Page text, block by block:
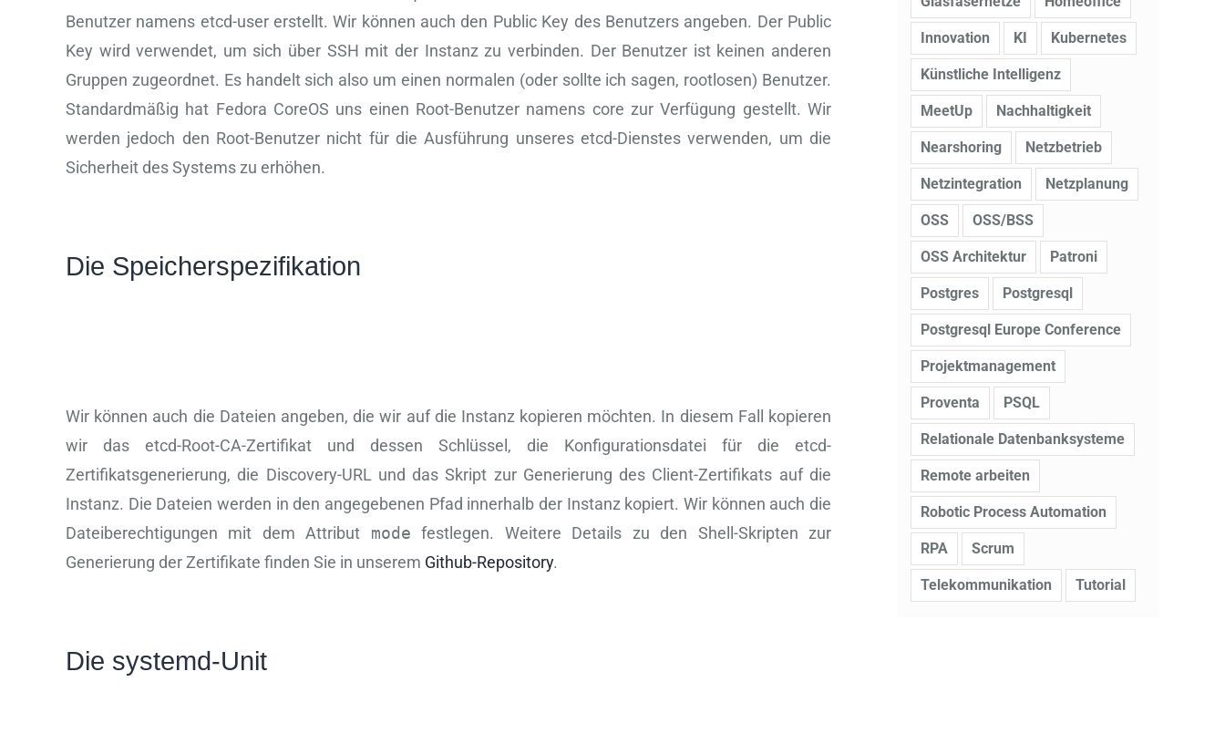
Benutzer namens etcd-user erstellt. Wir können auch den Public Key des Benutzers angeben. Der Public
Key wird verwendet, um sich über SSH mit der Instanz zu verbinden. Der Benutzer ist keinen anderen
Gruppen zugeordnet. Es handelt sich also um einen normalen (oder sollte ich sagen, rootlosen) Benutzer.
Standardmäßig hat Fedora CoreOS uns einen Root-Benutzer namens core zur Verfügung gestellt. Wir
werden jedoch den Root-Benutzer nicht für die Ausführung unseres etcd-Dienstes verwenden, um die
Sicherheit des Systems zu erhöhen.
Die Speicherspezifikation
Wir können auch die Dateien angeben, die wir auf die Instanz kopieren möchten. In diesem Fall kopieren
wir das etcd-Root-CA-Zertifikat und dessen Schlüssel, die Konfigurationsdatei für die etcd-
Zertifikatsgenerierung, die Discovery-URL und das Skript zur Generierung des Client-Zertifikats auf die
Instanz. Die Dateien werden in den angegebenen Pfad innerhalb der Instanz kopiert. Wir können auch die
Dateiberechtigungen mit dem Attribut mode festlegen. Weitere Details zu den Shell-Skripten zur
Generierung der Zertifikate finden Sie in unserem Github-Repository.
Die systemd-Unit
Innovation KI Kubernetes
Künstliche Intelligenz
MeetUp Nachhaltigkeit
Nearshoring Netzbetrieb
Netzintegration Netzplanung
OSS OSS/BSS
OSS Architektur Patroni
Postgres Postgresql
Postgresql Europe Conference
Projektmanagement
Proventa PSQL
Relationale Datenbanksysteme
Remote arbeiten
Robotic Process Automation
RPA Scrum
Telekommunikation Tutorial